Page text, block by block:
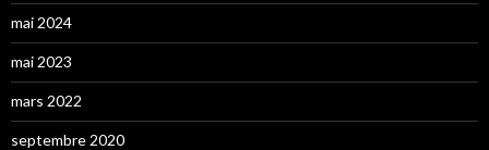
mai 2024
mai 2023
mars 2022
septembre 2020